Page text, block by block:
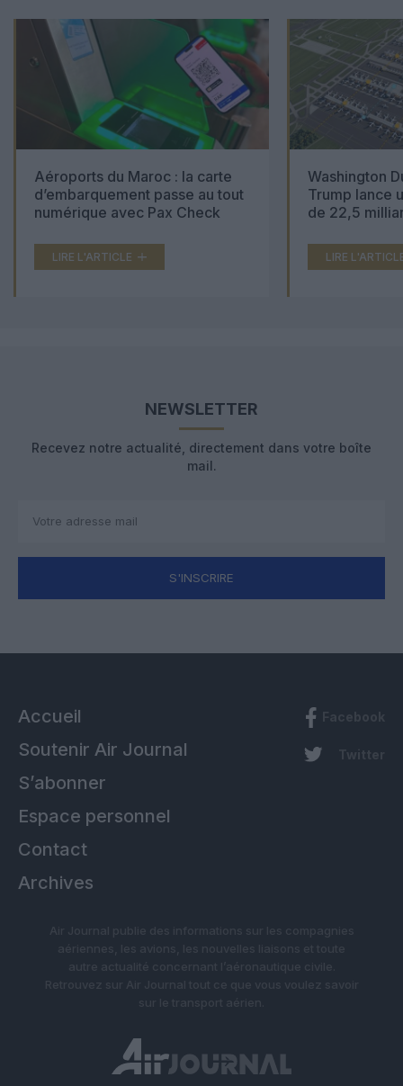
Aéroports du Maroc : la carte
d’embarquement passe au tout
numérique avec Pax Check
LIRE L'ARTICLE
Washington
Trump lance
de 22,5
LIRE
NEWSLETTER
Recevez notre actualité, directement dans votre boîte
mail.
S'INSCRIRE
Accueil
Soutenir Air Journal
S’abonner
Espace personnel
Contact
Archives